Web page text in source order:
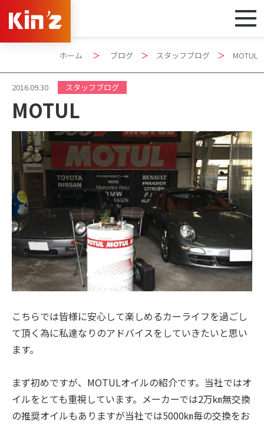
ホーム ＞ ブログ ＞ スタッフブログ ＞ MOTUL
2016.09.30 スタッフブログ
MOTUL
こちらでは皆様に安心して楽しめるカーライフを過ごし
て頂く為に私達なりのアドバイスをしていきたいと思い
ます。
まず初めですが、MOTULオイルの紹介です。当社ではオ
イルをとても重視しています。メーカーでは2万㎞無交換
の推奨オイルもありますが当社では5000㎞毎の交換をお